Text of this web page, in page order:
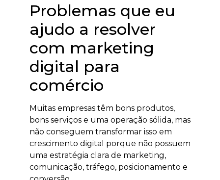
Problemas que eu
ajudo a resolver
com marketing
digital para
comércio
Muitas empresas têm bons produtos,
bons serviços e uma operação sólida, mas
não conseguem transformar isso em
crescimento digital porque não possuem
uma estratégia clara de marketing,
comunicação, tráfego, posicionamento e